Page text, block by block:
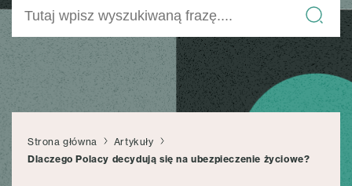
Strona główna
Artykuły
Dlaczego Polacy decydują się na ubezpieczenie życiowe?